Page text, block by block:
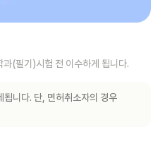
(필기)시험 전 이수하게 됩니다.
니다. 단, 면허취소자의 경우